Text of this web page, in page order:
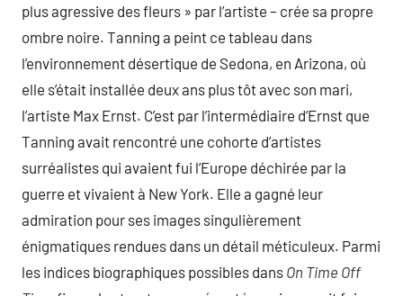
plus agressive des fleurs » par l’artiste – crée sa propre
ombre noire. Tanning a peint ce tableau dans
l’environnement désertique de Sedona, en Arizona, où
elle s’était installée deux ans plus tôt avec son mari,
l’artiste Max Ernst. C’est par l’intermédiaire d’Ernst que
Tanning avait rencontré une cohorte d’artistes
surréalistes qui avaient fui l’Europe déchirée par la
guerre et vivaient à New York. Elle a gagné leur
admiration pour ses images singulièrement
énigmatiques rendues dans un détail méticuleux. Parmi
les indices biographiques possibles dans On Time Off